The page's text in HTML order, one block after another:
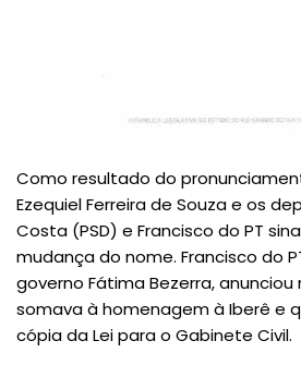
Como resultado do
Ezequiel Ferreira de Souza e os
Costa (PSD) e Francisco do PT
mudança do nome. Francisco do
governo Fátima Bezerra,
somava à homenagem à Iberê e
cópia da Lei para o Gabinete Civil.